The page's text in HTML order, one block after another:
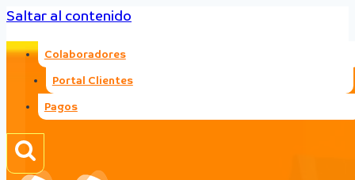
Saltar al contenido
Colaboradores
Portal Clientes
Pagos